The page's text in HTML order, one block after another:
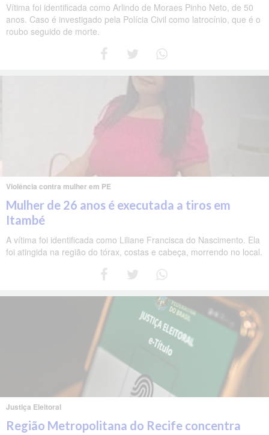
Vítima foi identificada como Arlindo de Moraes Pinho Neto, de 50
anos. Caso é investigado pela Polícia Civil como latrocínio, que é o
roubo seguido de morte.
Violência contra mulher em PE
Mulher de 26 anos é executada a tiros em
Itambé
A vítima foi identificada como Liliane Francisca do Nascimento. Ela
foi atingida na região do tórax, costas e cabeça, morrendo no local.
Justiça Eleitoral
Região Metropolitana do Recife concentra